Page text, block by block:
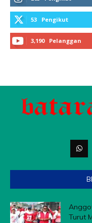
53 Pengikut
3,190 Pelanggan
Turut